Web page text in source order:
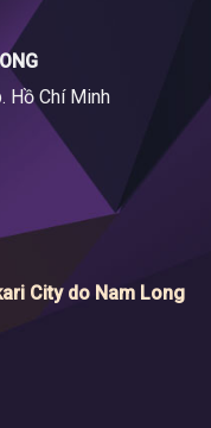
Hồ Chí Minh
City do Nam Long